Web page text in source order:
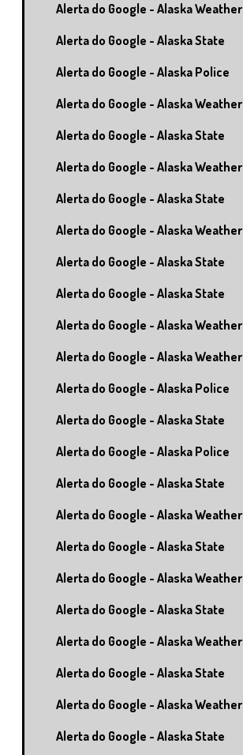
Alerta do Google - Alaska Weather
Alerta do Google - Alaska State
Alerta do Google - Alaska Police
Alerta do Google - Alaska Weather
Alerta do Google - Alaska State
Alerta do Google - Alaska Weather
Alerta do Google - Alaska State
Alerta do Google - Alaska Weather
Alerta do Google - Alaska State
Alerta do Google - Alaska State
Alerta do Google - Alaska Weather
Alerta do Google - Alaska Weather
Alerta do Google - Alaska Police
Alerta do Google - Alaska State
Alerta do Google - Alaska Police
Alerta do Google - Alaska State
Alerta do Google - Alaska Weather
Alerta do Google - Alaska State
Alerta do Google - Alaska Weather
Alerta do Google - Alaska State
Alerta do Google - Alaska Weather
Alerta do Google - Alaska State
Alerta do Google - Alaska Weather
Alerta do Google - Alaska State